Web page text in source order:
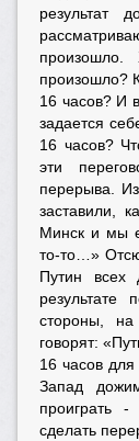
результат
произошло?
16 часов? И
задается
16 часов?
эти
перерыва.
заставили,
Минск и мы
то-то…»
Путин
результате
стороны,
говорят:
16 часов для
Запад
проиграть
сделать